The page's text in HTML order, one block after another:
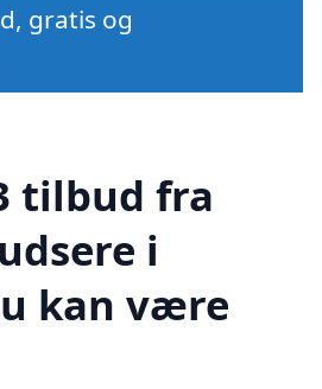
gratis og
tilbud fra
i
kan være